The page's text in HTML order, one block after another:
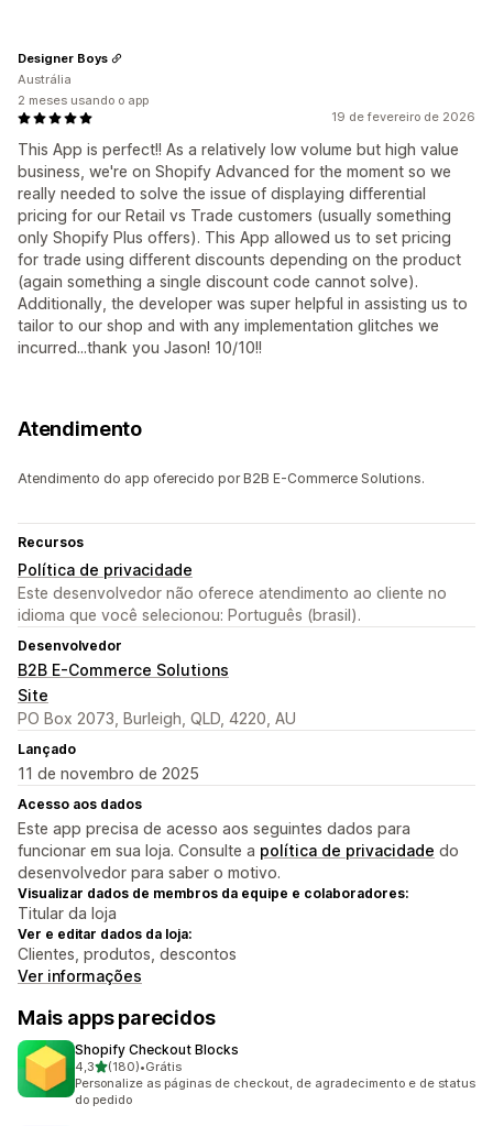
19 de fevereiro de 2026
This App is perfect!! As a relatively low volume but high value
business, we're on Shopify Advanced for the moment so we
really needed to solve the issue of displaying differential
pricing for our Retail vs Trade customers (usually something
only Shopify Plus offers). This App allowed us to set pricing
for trade using different discounts depending on the product
(again something a single discount code cannot solve).
Additionally, the developer was super helpful in assisting us to
tailor to our shop and with any implementation glitches we
incurred...thank you Jason! 10/10!!
Designer Boys
Austrália
2 meses usando o app
Atendimento
Atendimento do app oferecido por B2B E-Commerce Solutions.
Recursos
Política de privacidade
Este desenvolvedor não oferece atendimento ao cliente no
idioma que você selecionou: Português (brasil).
Desenvolvedor
B2B E-Commerce Solutions
Site
PO Box 2073, Burleigh, QLD, 4220, AU
Lançado
11 de novembro de 2025
Acesso aos dados
Este app precisa de acesso aos seguintes dados para
funcionar em sua loja. Consulte a política de privacidade do
desenvolvedor para saber o motivo.
Visualizar dados de membros da equipe e colaboradores:
Titular da loja
Ver e editar dados da loja:
Clientes, produtos, descontos
Ver informações
Mais apps parecidos
Shopify Checkout Blocks
4,3de 5 estrelas
(180)
180 avaliações ao todo
•Grátis
Personalize as páginas de checkout, de agradecimento e de status
do pedido